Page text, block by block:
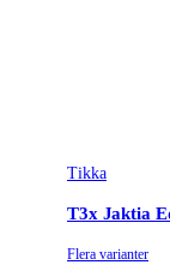
Tikka
T3x Jaktia
Flera varianter